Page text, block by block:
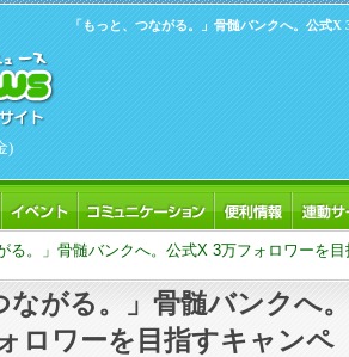
)
「もっと、つながる。」骨髄バンクへ。公式
る。」骨髄バンクへ。公式X 3万フォロワーを
ながる。」骨髄バンクへ。
ロワーを目指すキャンペ